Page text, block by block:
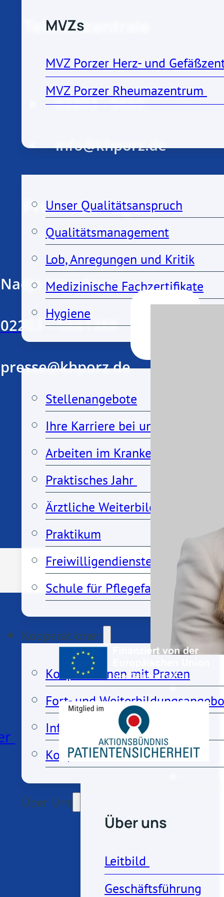
MVZs
MVZ Porzer Herz- und
MVZ Porzer Rheumazentrum
Unser Qualitätsanspruch
Qualitätsmanagement
Lob, Anregungen und Kritik
Medizinische Fachzertifikate
Hygiene
Karriere
Stellenangebote
Ihre Karriere bei uns
Arbeiten im Krankenhaus Porz
Praktisches Jahr
Ärztliche Weiterbildung
Praktikum
Freiwilligendienste
Schule für Pflegefachberufe
Kooperationen
Kooperationen mit Praxen
Fort- und
Information für Fachkollegen
Kooperationen mit Vereinen
Über Uns
Über uns
Leitbild
Geschäftsführung
Telefonzentrale
02203 - 5660
info@khporz.de
Presseanfragen
Nadja Jakovlev
02203 – 5661388
presse@khporz.de